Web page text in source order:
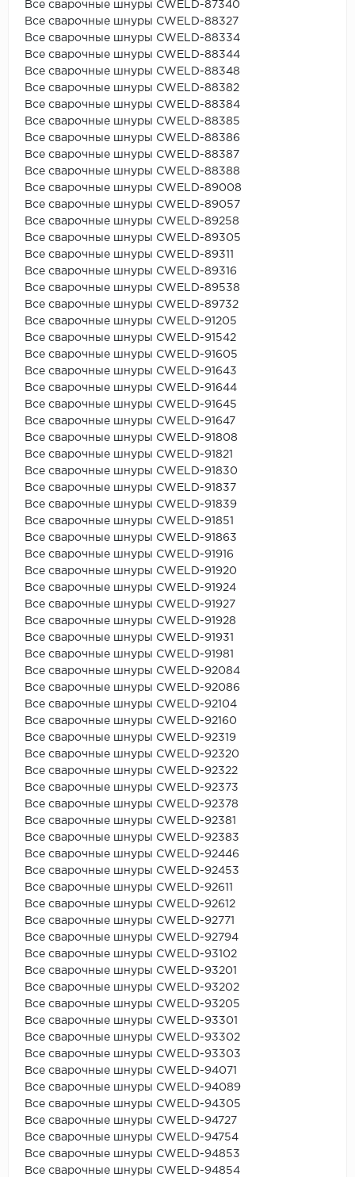
Все сварочные шнуры CWELD-87340
Все сварочные шнуры CWELD-88327
Все сварочные шнуры CWELD-88334
Все сварочные шнуры CWELD-88344
Все сварочные шнуры CWELD-88348
Все сварочные шнуры CWELD-88382
Все сварочные шнуры CWELD-88384
Все сварочные шнуры CWELD-88385
Все сварочные шнуры CWELD-88386
Все сварочные шнуры CWELD-88387
Все сварочные шнуры CWELD-88388
Все сварочные шнуры CWELD-89008
Все сварочные шнуры CWELD-89057
Все сварочные шнуры CWELD-89258
Все сварочные шнуры CWELD-89305
Все сварочные шнуры CWELD-89311
Все сварочные шнуры CWELD-89316
Все сварочные шнуры CWELD-89538
Все сварочные шнуры CWELD-89732
Все сварочные шнуры CWELD-91205
Все сварочные шнуры CWELD-91542
Все сварочные шнуры CWELD-91605
Все сварочные шнуры CWELD-91643
Все сварочные шнуры CWELD-91644
Все сварочные шнуры CWELD-91645
Все сварочные шнуры CWELD-91647
Все сварочные шнуры CWELD-91808
Все сварочные шнуры CWELD-91821
Все сварочные шнуры CWELD-91830
Все сварочные шнуры CWELD-91837
Все сварочные шнуры CWELD-91839
Все сварочные шнуры CWELD-91851
Все сварочные шнуры CWELD-91863
Все сварочные шнуры CWELD-91916
Все сварочные шнуры CWELD-91920
Все сварочные шнуры CWELD-91924
Все сварочные шнуры CWELD-91927
Все сварочные шнуры CWELD-91928
Все сварочные шнуры CWELD-91931
Все сварочные шнуры CWELD-91981
Все сварочные шнуры CWELD-92084
Все сварочные шнуры CWELD-92086
Все сварочные шнуры CWELD-92104
Все сварочные шнуры CWELD-92160
Все сварочные шнуры CWELD-92319
Все сварочные шнуры CWELD-92320
Все сварочные шнуры CWELD-92322
Все сварочные шнуры CWELD-92373
Все сварочные шнуры CWELD-92378
Все сварочные шнуры CWELD-92381
Все сварочные шнуры CWELD-92383
Все сварочные шнуры CWELD-92446
Все сварочные шнуры CWELD-92453
Все сварочные шнуры CWELD-92611
Все сварочные шнуры CWELD-92612
Все сварочные шнуры CWELD-92771
Все сварочные шнуры CWELD-92794
Все сварочные шнуры CWELD-93102
Все сварочные шнуры CWELD-93201
Все сварочные шнуры CWELD-93202
Все сварочные шнуры CWELD-93205
Все сварочные шнуры CWELD-93301
Все сварочные шнуры CWELD-93302
Все сварочные шнуры CWELD-93303
Все сварочные шнуры CWELD-94071
Все сварочные шнуры CWELD-94089
Все сварочные шнуры CWELD-94305
Все сварочные шнуры CWELD-94727
Все сварочные шнуры CWELD-94754
Все сварочные шнуры CWELD-94853
Все сварочные шнуры CWELD-94854